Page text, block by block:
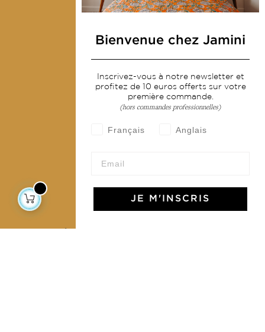
Sacs & pochettes
Services
Livraison & retour
CGV
L'Art de Vivre Jamini
L'art de vivre JAMINI raconté avec poésie et élégance
Bienvenue chez Jamini
Inscrivez-vous à notre newsletter et
profitez de 10 euros offerts sur votre
première commande.
(hors commandes professionnelles)
Français Anglais
JE M'INSCRIS